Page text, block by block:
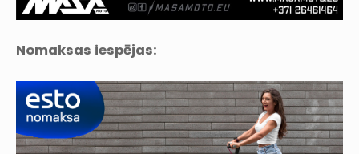
Nomaksas iespējas: